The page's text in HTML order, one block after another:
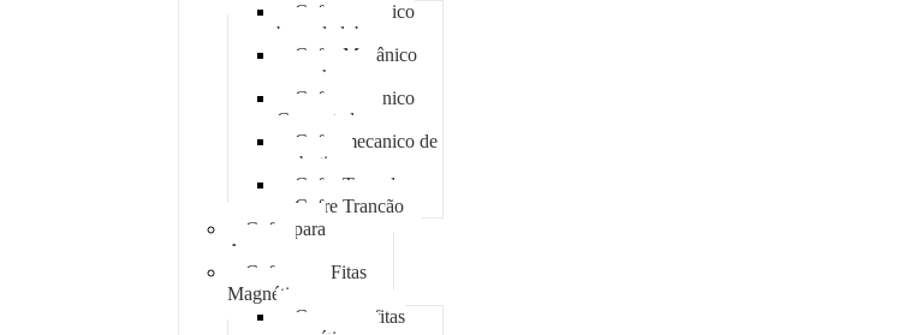
Cofre mecanico
boca de lobo
Cofre Mecânico
com chave
Cofre mecanico
Concretado
Cofre mecanico de
embutir
Cofre Tomada
Cofre Trancão
Cofre para
Armas
Cofre para Fitas
Magnéticas
Case para fitas